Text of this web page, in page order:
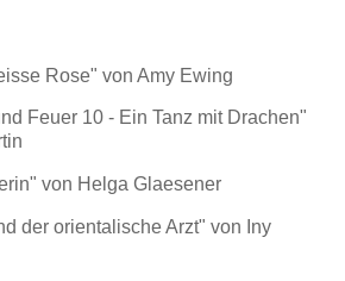
Rose" von Amy Ewing
Feuer 10 - Ein Tanz mit Drachen"
von Helga Glaesener
der orientalische Arzt" von Iny